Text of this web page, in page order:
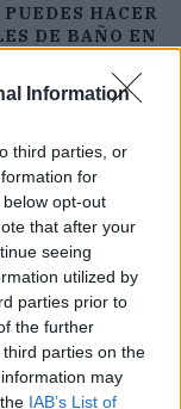
Information
third parties, or
for
opt-out
that after your
seeing
utilized by
parties prior to
the further
parties on the
may
IAB’s List of
HACER
DE BAÑO EN